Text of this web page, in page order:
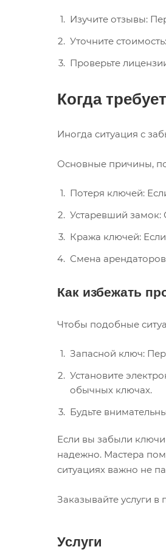
Изучите отзывы:
Уточните
Проверьте
Когда
Иногда ситуация с
Основные причины,
Потеря ключей:
Устаревший замок:
Кража ключей:
Смена
Как избежать
Чтобы подобные
Запасной ключ:
Установите
обычных ключах.
Будьте
Если вы забыли
надежно. Мастера
ситуациях важно не
Заказывайте услуги в
Услуги